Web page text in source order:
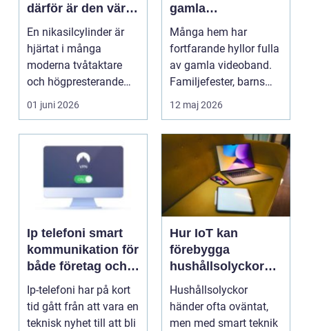
därför är den värd
att rädda
En nikasilcylinder är
hjärtat i många
moderna tvåtaktare
och högpresterande
fyrtaktsmotorer. När
bel...
01 juni 2026
gamla
videominnen
Många hem har
fortfarande hyllor fulla
av gamla videoband.
Familjefester, barns
första steg, resor o...
12 maj 2026
Ip telefoni smart
kommunikation för
både företag och
privatpersoner
Ip-telefoni har på kort
tid gått från att vara en
teknisk nyhet till att bli
Hur IoT kan
förebygga
hushållsolyckor
innan de inträffar
Hushållsolyckor
händer ofta oväntat,
men med smart teknik